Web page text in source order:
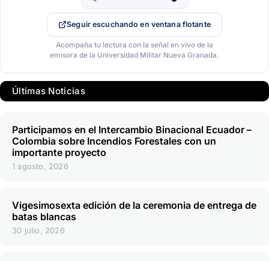
Seguir escuchando en ventana flotante
Acompaña tu lectura con la señal en vivo de la
emisora de la Universidad Militar Nueva Granada.
Últimas Noticias
Participamos en el Intercambio Binacional Ecuador –
Colombia sobre Incendios Forestales con un
importante proyecto
1 agosto, 2026
Vigesimosexta edición de la ceremonia de entrega de
batas blancas
30 julio, 2026